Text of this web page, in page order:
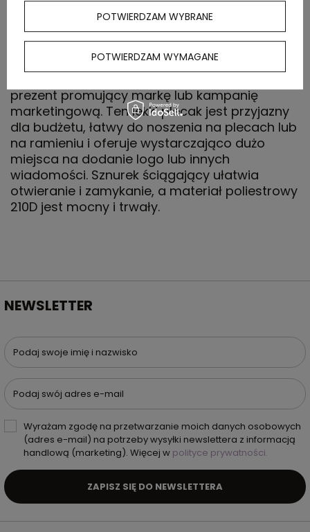
OPIS
prezent promujący markę lub kampanię
marketingową. Ten lekki plecak jest przyjazny
dla budżetu, łatwy do noszenia na plecach lub
na ramieniu i oferuje wystarczająco dużo
miejsca na dodanie logo lub innych
wiadomości. Sznurek ściągający ułatwia
otwieranie i zamykanie, a materiał poliestrowy
210D jest mocny i trwały.
NEWSLETTER
Podaj swoje imię i nazwisko
Podaj swój adres e-mail
Wyrażam zgodę na przetwarzanie moich danych osobowych
(adres e-mail) na potrzeby wysyłki newslettera z informacją
handlową (marketing). Więcej w polityce prywatności.
ZAPISZ SIĘ DO NEWSLETTERA
POTWIERDZAM WYBRANE
POTWIERDZAM WYMAGANE